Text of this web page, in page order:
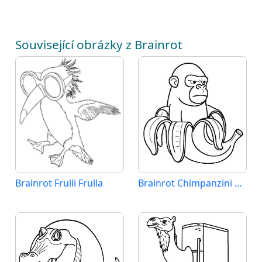
Související obrázky z Brainrot
Brainrot Frulli Frulla Brainrot Chimpanzini Bananini